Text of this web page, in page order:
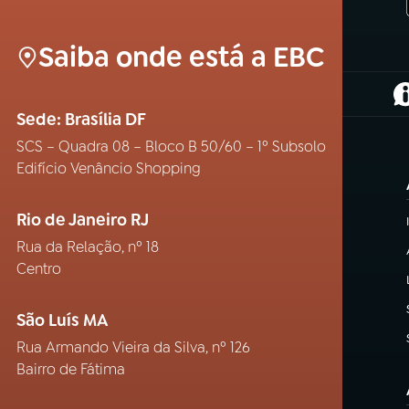
Saiba onde está a EBC
Sede: Brasília DF
SCS – Quadra 08 – Bloco B 50/60 – 1º Subsolo
Edifício Venâncio Shopping
Rio de Janeiro RJ
Rua da Relação, nº 18
Centro
São Luís MA
Rua Armando Vieira da Silva, nº 126
Bairro de Fátima